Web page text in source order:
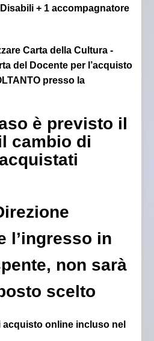
+ 1 accompagnatore
Carta della Cultura -
del Docente per l’acquisto
presso la
è previsto il
cambio di
l’ingresso in
non sarà
scelto
online incluso nel